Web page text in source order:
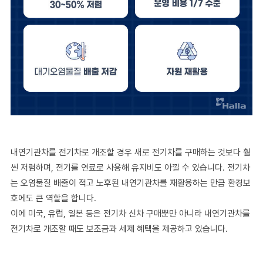
내연기관차를 전기차로 개조할 경우 새로 전기차를 구매하는 것보다 훨
씬 저렴하며, 전기를 연료로 사용해 유지비도 아낄 수 있습니다. 전기차
는 오염물질 배출이 적고 노후된 내연기관차를 재활용하는 만큼 환경보
호에도 큰 역할을 합니다.
이에 미국, 유럽, 일본 등은 전기차 신차 구매뿐만 아니라 내연기관차를
전기차로 개조할 때도 보조금과 세제 혜택을 제공하고 있습니다.